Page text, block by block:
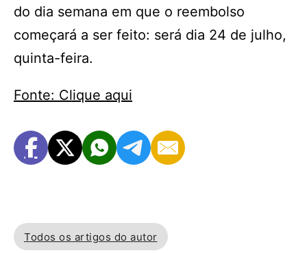
do dia semana em que o reembolso
começará a ser feito: será dia 24 de julho,
quinta-feira.
Fonte: Clique aqui
Todos os artigos do autor